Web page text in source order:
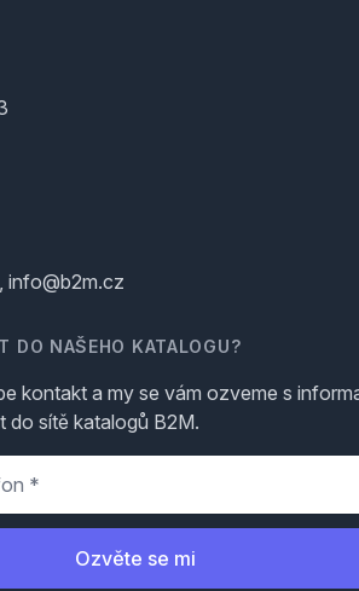
info@b2m.cz
DO NAŠEHO KATALOGU?
kontakt a my se vám ozveme s
do sítě katalogů B2M.
Ozvěte se mi